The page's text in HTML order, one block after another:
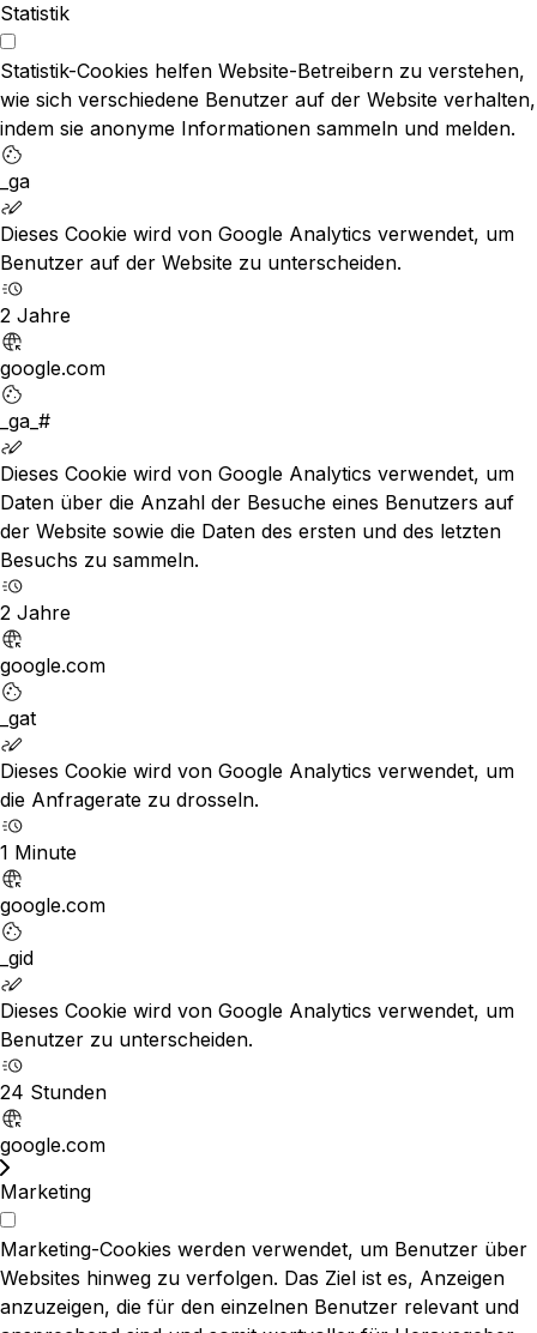
Statistik
Statistik-Cookies helfen Website-Betreibern zu verstehen,
wie sich verschiedene Benutzer auf der Website verhalten,
indem sie anonyme Informationen sammeln und melden.
_ga
Dieses Cookie wird von Google Analytics verwendet, um
Benutzer auf der Website zu unterscheiden.
2 Jahre
google.com
_ga_#
Dieses Cookie wird von Google Analytics verwendet, um
Daten über die Anzahl der Besuche eines Benutzers auf
der Website sowie die Daten des ersten und des letzten
Besuchs zu sammeln.
2 Jahre
google.com
_gat
Dieses Cookie wird von Google Analytics verwendet, um
die Anfragerate zu drosseln.
1 Minute
google.com
_gid
Dieses Cookie wird von Google Analytics verwendet, um
Benutzer zu unterscheiden.
24 Stunden
google.com
Marketing
Marketing-Cookies werden verwendet, um Benutzer über
Websites hinweg zu verfolgen. Das Ziel ist es, Anzeigen
anzuzeigen, die für den einzelnen Benutzer relevant und